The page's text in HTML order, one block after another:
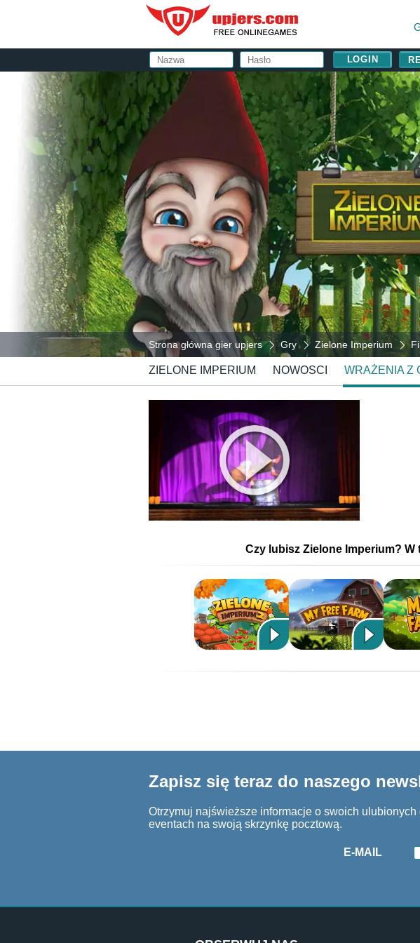
Strona główna gier upjers Gry Zielone Imperium
ZIELONE IMPERIUM NOWOSCI WRAŻENIA Z
Czy lubisz Zielone Imperium?
Zapisz się teraz do naszego
Otrzymuj najświeższe informacje o swoich
eventach na swoją skrzynkę pocztową.
E-MAIL